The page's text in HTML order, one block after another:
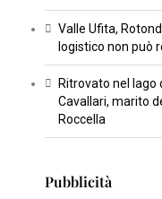
T
U
R
A
S
Valle Ufita,
logistico non può
Ritrovato nel lago
Cavallari, marito
Roccella
Pubblicità